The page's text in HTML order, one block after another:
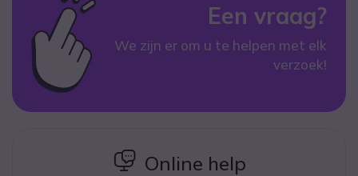
Een vraag?
We zijn er om u te helpen met elk
verzoek!
icon
Online help